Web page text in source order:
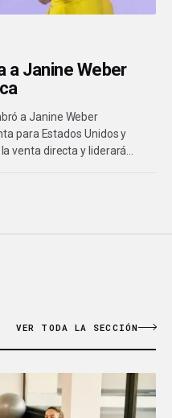
a Janine Weber
a Janine Weber
para Estados Unidos y
venta directa y liderará…
VER TODA LA SECCIÓN